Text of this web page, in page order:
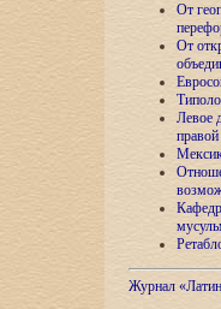
От
От
Левое
Журнал